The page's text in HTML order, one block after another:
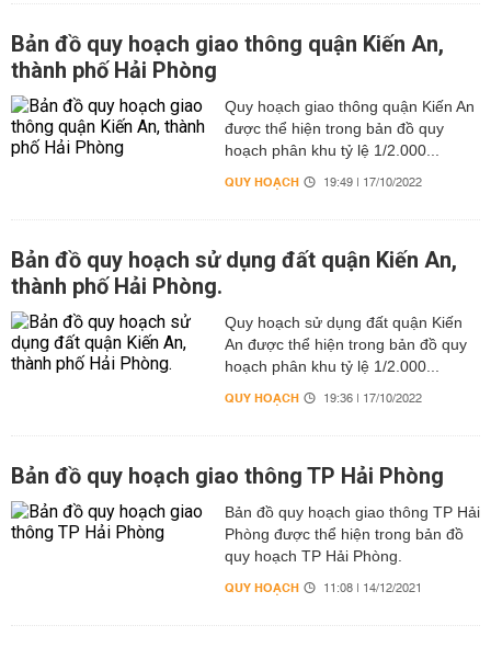
Bản đồ quy hoạch giao thông quận Kiến An,
thành phố Hải Phòng
Quy hoạch giao thông quận Kiến An
được thể hiện trong bản đồ quy
hoạch phân khu tỷ lệ 1/2.000...
QUY HOẠCH 19:49 | 17/10/2022
Bản đồ quy hoạch sử dụng đất quận Kiến An,
thành phố Hải Phòng.
Quy hoạch sử dụng đất quận Kiến
An được thể hiện trong bản đồ quy
hoạch phân khu tỷ lệ 1/2.000...
QUY HOẠCH 19:36 | 17/10/2022
Bản đồ quy hoạch giao thông TP Hải Phòng
Bản đồ quy hoạch giao thông TP Hải
Phòng được thể hiện trong bản đồ
quy hoạch TP Hải Phòng.
QUY HOẠCH 11:08 | 14/12/2021